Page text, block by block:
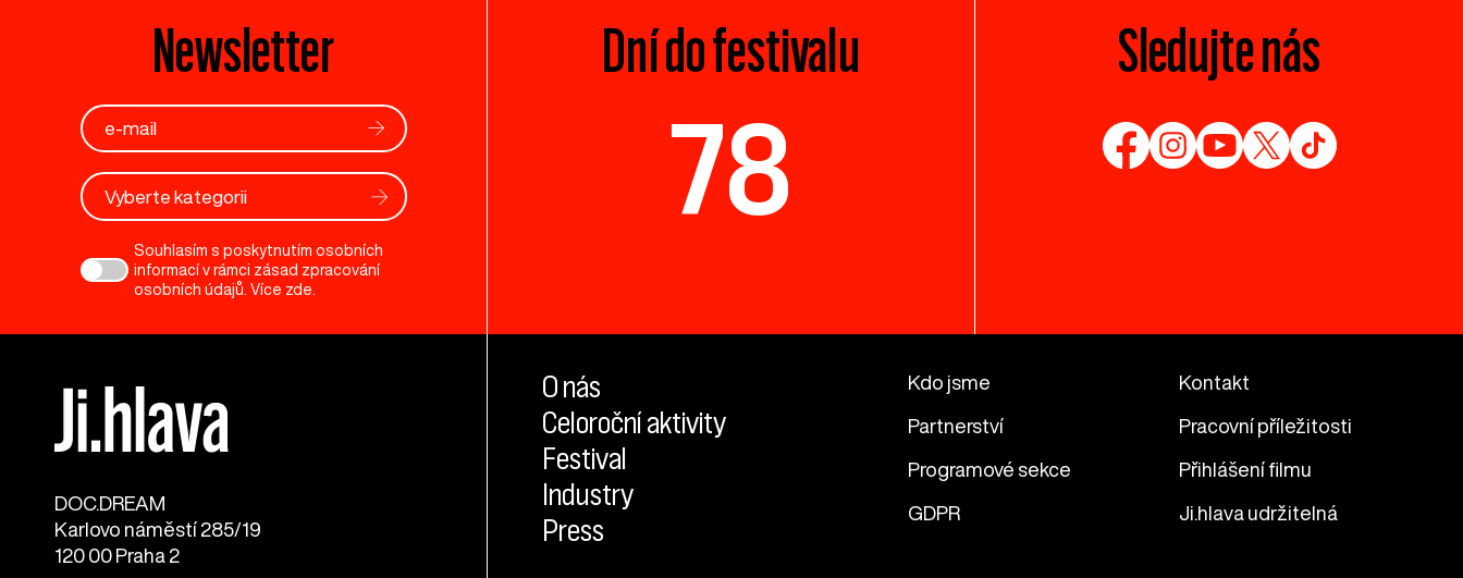
Newsletter
Vyberte kategorii
Souhlasím s poskytnutím osobních
informací v rámci zásad zpracování
osobních údajů. Více zde.
Dní do festivalu
78
Sledujte nás
DOC.DREAM​
Karlovo náměstí 285/19
120 00 Praha 2
O nás
Celoroční aktivity
Festival
Industry
Press
Kdo jsme Kontakt
Partnerství Pracovní příležitosti
Programové sekce Přihlášení filmu
GDPR Ji.hlava udržitelná